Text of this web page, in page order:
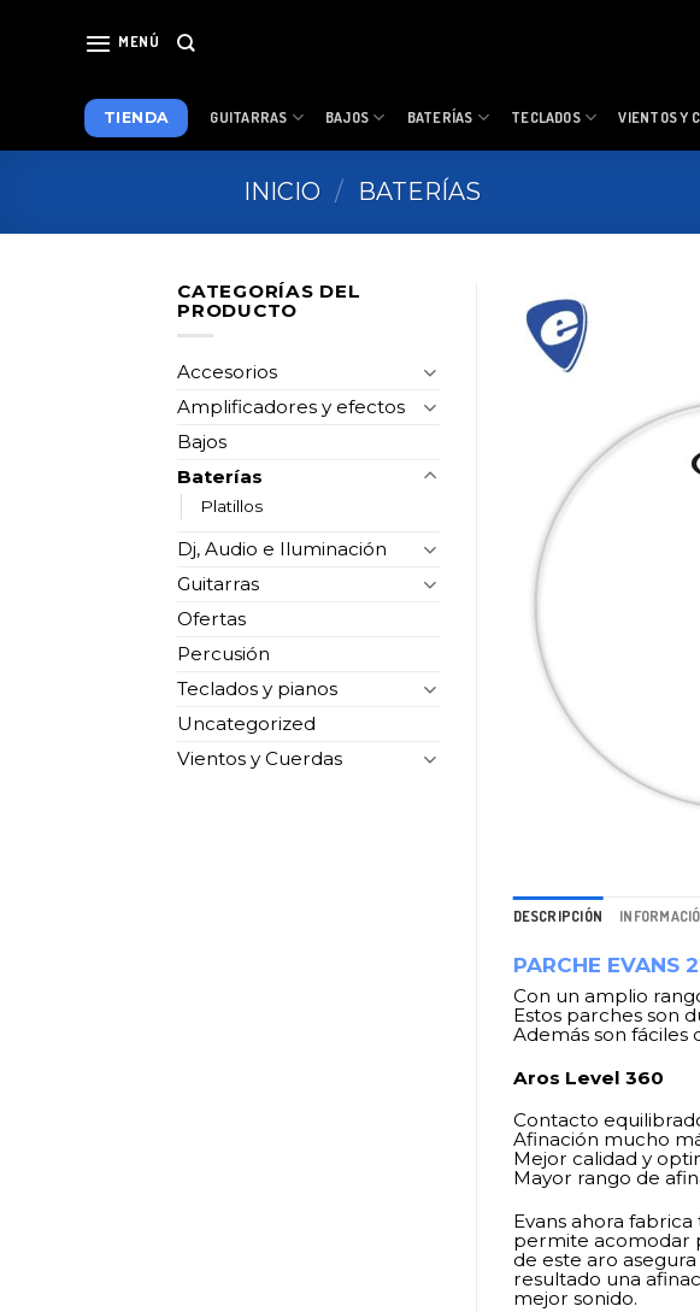
MENÚ
TIENDA GUITARRAS BAJOS BATERÍAS TECLADOS VIENTOS Y
INICIO / BATERÍAS
CATEGORÍAS DEL
PRODUCTO
Accesorios
Amplificadores y efectos
Bajos
Baterías
Platillos
Dj, Audio e Iluminación
Guitarras
Ofertas
Percusión
Teclados y pianos
Uncategorized
Vientos y Cuerdas
DESCRIPCIÓN
PARCHE EVANS
Con un amplio
Estos parches son
Además son fáciles
Aros Level 360
Contacto
Afinación mucho
Mejor calidad y
Mayor rango de
Evans ahora
permite acomodar
de este aro
resultado una
mejor sonido.